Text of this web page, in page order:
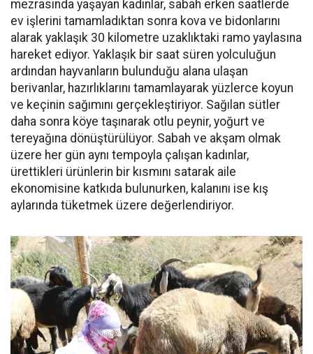
mezrasında yaşayan kadınlar, sabah erken saatlerde
ev işlerini tamamladıktan sonra kova ve bidonlarını
alarak yaklaşık 30 kilometre uzaklıktaki ramo yaylasına
hareket ediyor. Yaklaşık bir saat süren yolculuğun
ardından hayvanların bulunduğu alana ulaşan
berivanlar, hazırlıklarını tamamlayarak yüzlerce koyun
ve keçinin sağımını gerçekleştiriyor. Sağılan sütler
daha sonra köye taşınarak otlu peynir, yoğurt ve
tereyağına dönüştürülüyor. Sabah ve akşam olmak
üzere her gün aynı tempoyla çalışan kadınlar,
ürettikleri ürünlerin bir kısmını satarak aile
ekonomisine katkıda bulunurken, kalanını ise kış
aylarında tüketmek üzere değerlendiriyor.